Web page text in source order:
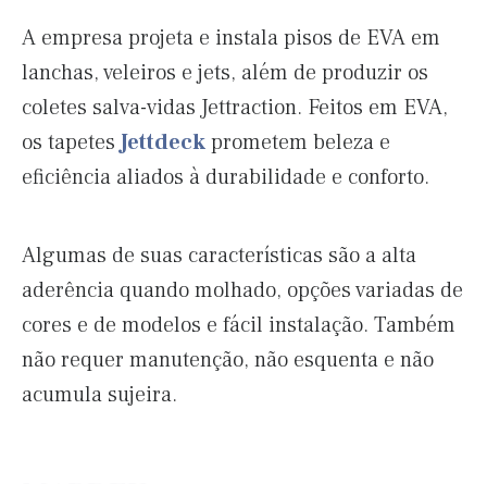
A empresa projeta e instala pisos de EVA em
lanchas, veleiros e jets, além de produzir os
coletes salva-vidas Jettraction. Feitos em EVA,
os tapetesJettdeckprometem beleza e
eficiência aliados à durabilidade e conforto.
Algumas de suas características são a alta
aderência quando molhado, opções variadas de
cores e de modelos e fácil instalação. Também
não requer manutenção, não esquenta e não
acumula sujeira.